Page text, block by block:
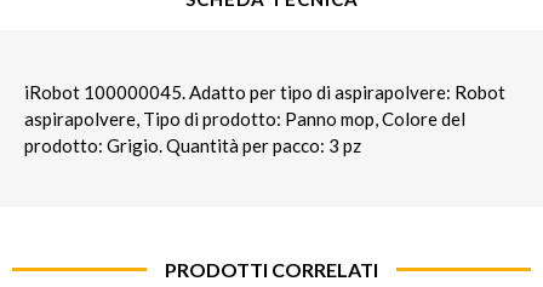
iRobot 100000045. Adatto per tipo di aspirapolvere: Robot
aspirapolvere, Tipo di prodotto: Panno mop, Colore del
prodotto: Grigio. Quantità per pacco: 3 pz
PRODOTTI CORRELATI